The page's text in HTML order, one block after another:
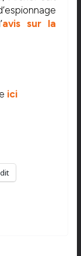
avis sur la
ici